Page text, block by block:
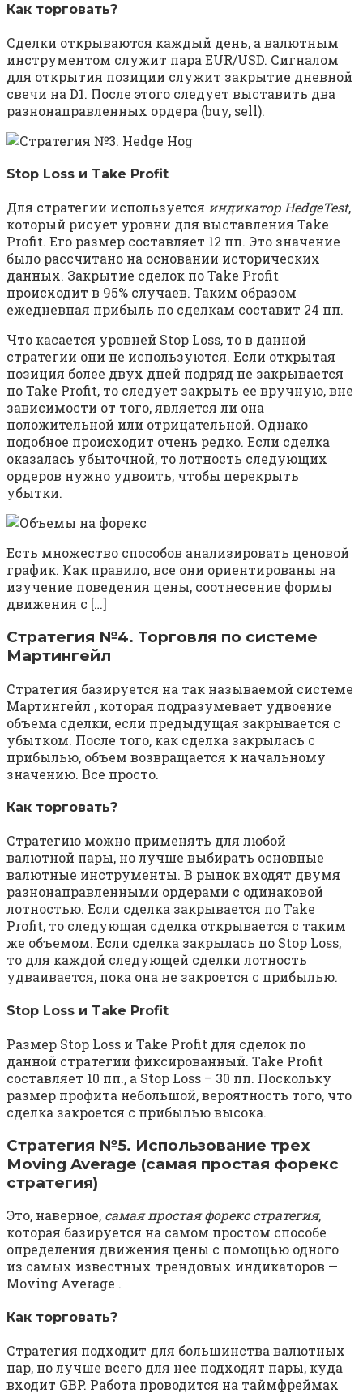
Как торговать?
Сделки открываются каждый день, а валютным
инструментом служит пара EUR/USD. Сигналом
для открытия позиции служит закрытие дневной
свечи на D1. После этого следует выставить два
разнонаправленных ордера (buy, sell).
Stop Loss и Take Profit
Для стратегии используется индикатор HedgeTest,
который рисует уровни для выставления Take
Profit. Его размер составляет 12 пп. Это значение
было рассчитано на основании исторических
данных. Закрытие сделок по Take Profit
происходит в 95% случаев. Таким образом
ежедневная прибыль по сделкам составит 24 пп.
Что касается уровней Stop Loss, то в данной
стратегии они не используются. Если открытая
позиция более двух дней подряд не закрывается
по Take Profit, то следует закрыть ее вручную, вне
зависимости от того, является ли она
положительной или отрицательной. Однако
подобное происходит очень редко. Если сделка
оказалась убыточной, то лотность следующих
ордеров нужно удвоить, чтобы перекрыть
убытки.
Есть множество способов анализировать ценовой
график. Как правило, все они ориентированы на
изучение поведения цены, соотнесение формы
движения с […]
Стратегия №4. Торговля по системе
Мартингейл
Стратегия базируется на так называемой системе
Мартингейл , которая подразумевает удвоение
объема сделки, если предыдущая закрывается с
убытком. После того, как сделка закрылась с
прибылью, объем возвращается к начальному
значению. Все просто.
Как торговать?
Стратегию можно применять для любой
валютной пары, но лучше выбирать основные
валютные инструменты. В рынок входят двумя
разнонаправленными ордерами с одинаковой
лотностью. Если сделка закрывается по Take
Profit, то следующая сделка открывается с таким
же объемом. Если сделка закрылась по Stop Loss,
то для каждой следующей сделки лотность
удваивается, пока она не закроется с прибылью.
Stop Loss и Take Profit
Размер Stop Loss и Take Profit для сделок по
данной стратегии фиксированный. Take Profit
составляет 10 пп., а Stop Loss – 30 пп. Поскольку
размер профита небольшой, вероятность того, что
сделка закроется с прибылью высока.
Стратегия №5. Использование трех
Moving Average (самая простая форекс
стратегия)
Это, наверное, самая простая форекс стратегия,
которая базируется на самом простом способе
определения движения цены с помощью одного
из самых известных трендовых индикаторов —
Moving Average .
Как торговать?
Стратегия подходит для большинства валютных
пар, но лучше всего для нее подходят пары, куда
входит GBP. Работа проводится на таймфреймах